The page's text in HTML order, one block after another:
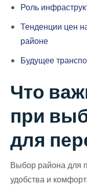
Роль
Тенденции цен
районе
Будущее
Что
при
для
Выбор района для
удобства и